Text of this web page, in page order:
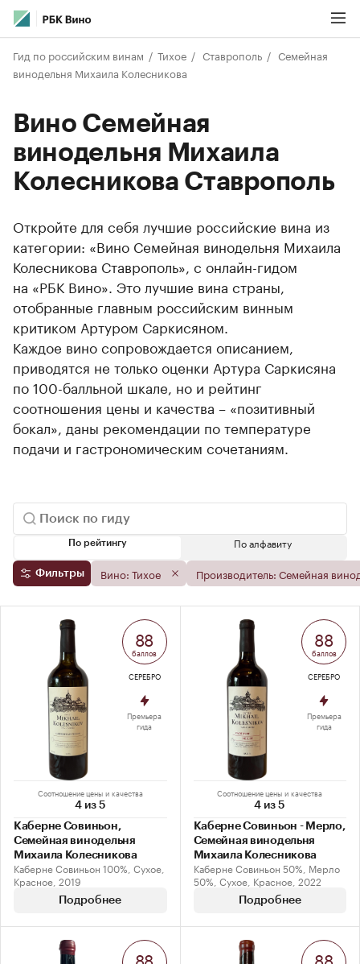
Гид по российским винам Тихое Ставрополь
Семейная
винодельня Михаила Колесникова
Вино Семейная
винодельня Михаила
Колесникова Ставрополь
Откройте для себя лучшие российские вина из
категории: «Вино Семейная винодельня Михаила
Колесникова Ставрополь», с онлайн-гидом
на «РБК Вино». Это лучшие вина страны,
отобранные главным российским винным
критиком Артуром Саркисяном.
Каждое вино сопровождается описанием,
приводятся не только оценки Артура Саркисяна
по 100-балльной шкале, но и рейтинг
соотношения цены и качества – «позитивный
бокал», даны рекомендации по температуре
подачи и гастрономическим сочетаниям.
Фильтры Вино: Тихое Производитель: Семейная
По рейтингу По алфавиту
Соотношение цены и качества
4 из 5
Каберне Совиньон,
Семейная винодельня
Михаила Колесникова
Каберне Совиньон 100%, Сухое,
Красное, 2019
Подробнее
88
баллов
СЕРЕБРО
Премьера
гида
Соотношение цены и качества
4 из 5
Каберне Совиньон - Мерло,
Семейная винодельня
Михаила Колесникова
Каберне Совиньон 50%, Мерло
50%, Сухое, Красное, 2022
Подробнее
88
баллов
СЕРЕБРО
Премьера
гида
88 88